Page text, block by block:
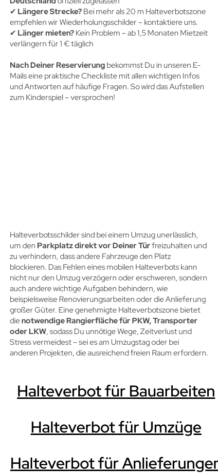
✔︎ Längere Strecke?Bei mehr als 20 m Halteverbotszone
empfehlen wir Wiederholungsschilder – kontaktiere uns.
✔︎ Länger mieten?Kein Problem – ab 1,5 Monaten Mietzeit
verlängern für 1 € täglich
Nach Deiner Reservierungbekommst Du in unseren E-
Mails eine praktische Checkliste mit allen wichtigen Infos
und Antworten auf häufige Fragen. So wird das Aufstellen
zum Kinderspiel – versprochen!
Halteverbotsschilder sind bei einem Umzug unerlässlich,
um den Parkplatz direkt vor Deiner Türfreizuhalten und
zu verhindern, dass andere Fahrzeuge den Platz
blockieren. Das Fehlen eines mobilen Halteverbots kann
nicht nur den Umzug verzögern oder erschweren, sondern
auch andere wichtige Aufgaben behindern, wie
beispielsweise Renovierungsarbeiten oder die Anlieferung
großer Güter. Eine genehmigte Halteverbotszone bietet
dienotwendige Rangierfläche für PKW, Transporter
oder LKW, sodass Du unnötige Wege, Zeitverlust und
Stress vermeidest – sei es am Umzugstag oder bei
anderen Projekten, die ausreichend freien Raum erfordern.
Halteverbot für Bauarbeiten
Halteverbot für Umzüge
Halteverbot für